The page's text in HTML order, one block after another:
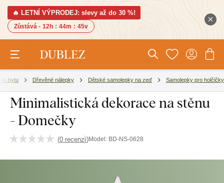
🔥 LETNÍ VÝPRODEJ: slevy až do 30 %!
Zůstává - 12h : 44m : 44v
bytu Dřevěné nálepky Dětské samolepky na zeď Samolepky pro holčičky
Minimalistická dekorace na stěnu
- Domečky
(0 recenzí)Model: BD-NS-0628